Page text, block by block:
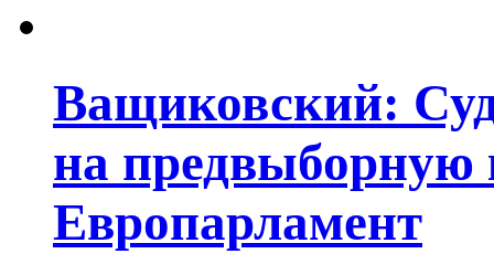
Ващиковский:
на предвыборную
Европарламент